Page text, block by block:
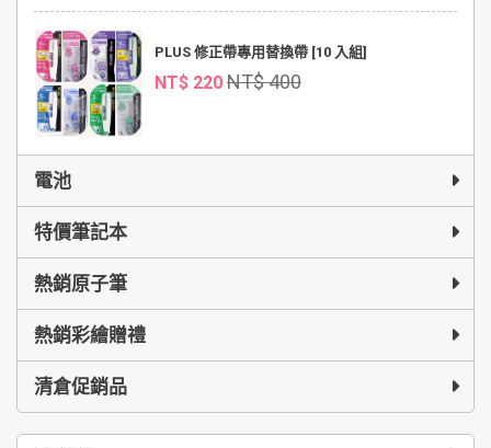
PLUS 修正帶專用替換帶 [10 入組]
NT$ 220 NT$ 400
電池
特價筆記本
熱銷原子筆
熱銷彩繪贈禮
清倉促銷品